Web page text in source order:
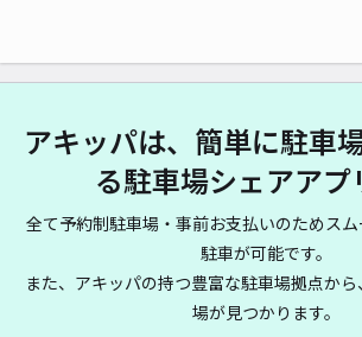
アキッパは、簡単に駐車
る駐車場シェアアプ
全て予約制駐車場・事前お支払いのためス
駐車が可能です。
また、アキッパの持つ豊富な駐車場拠点か
場が見つかります。